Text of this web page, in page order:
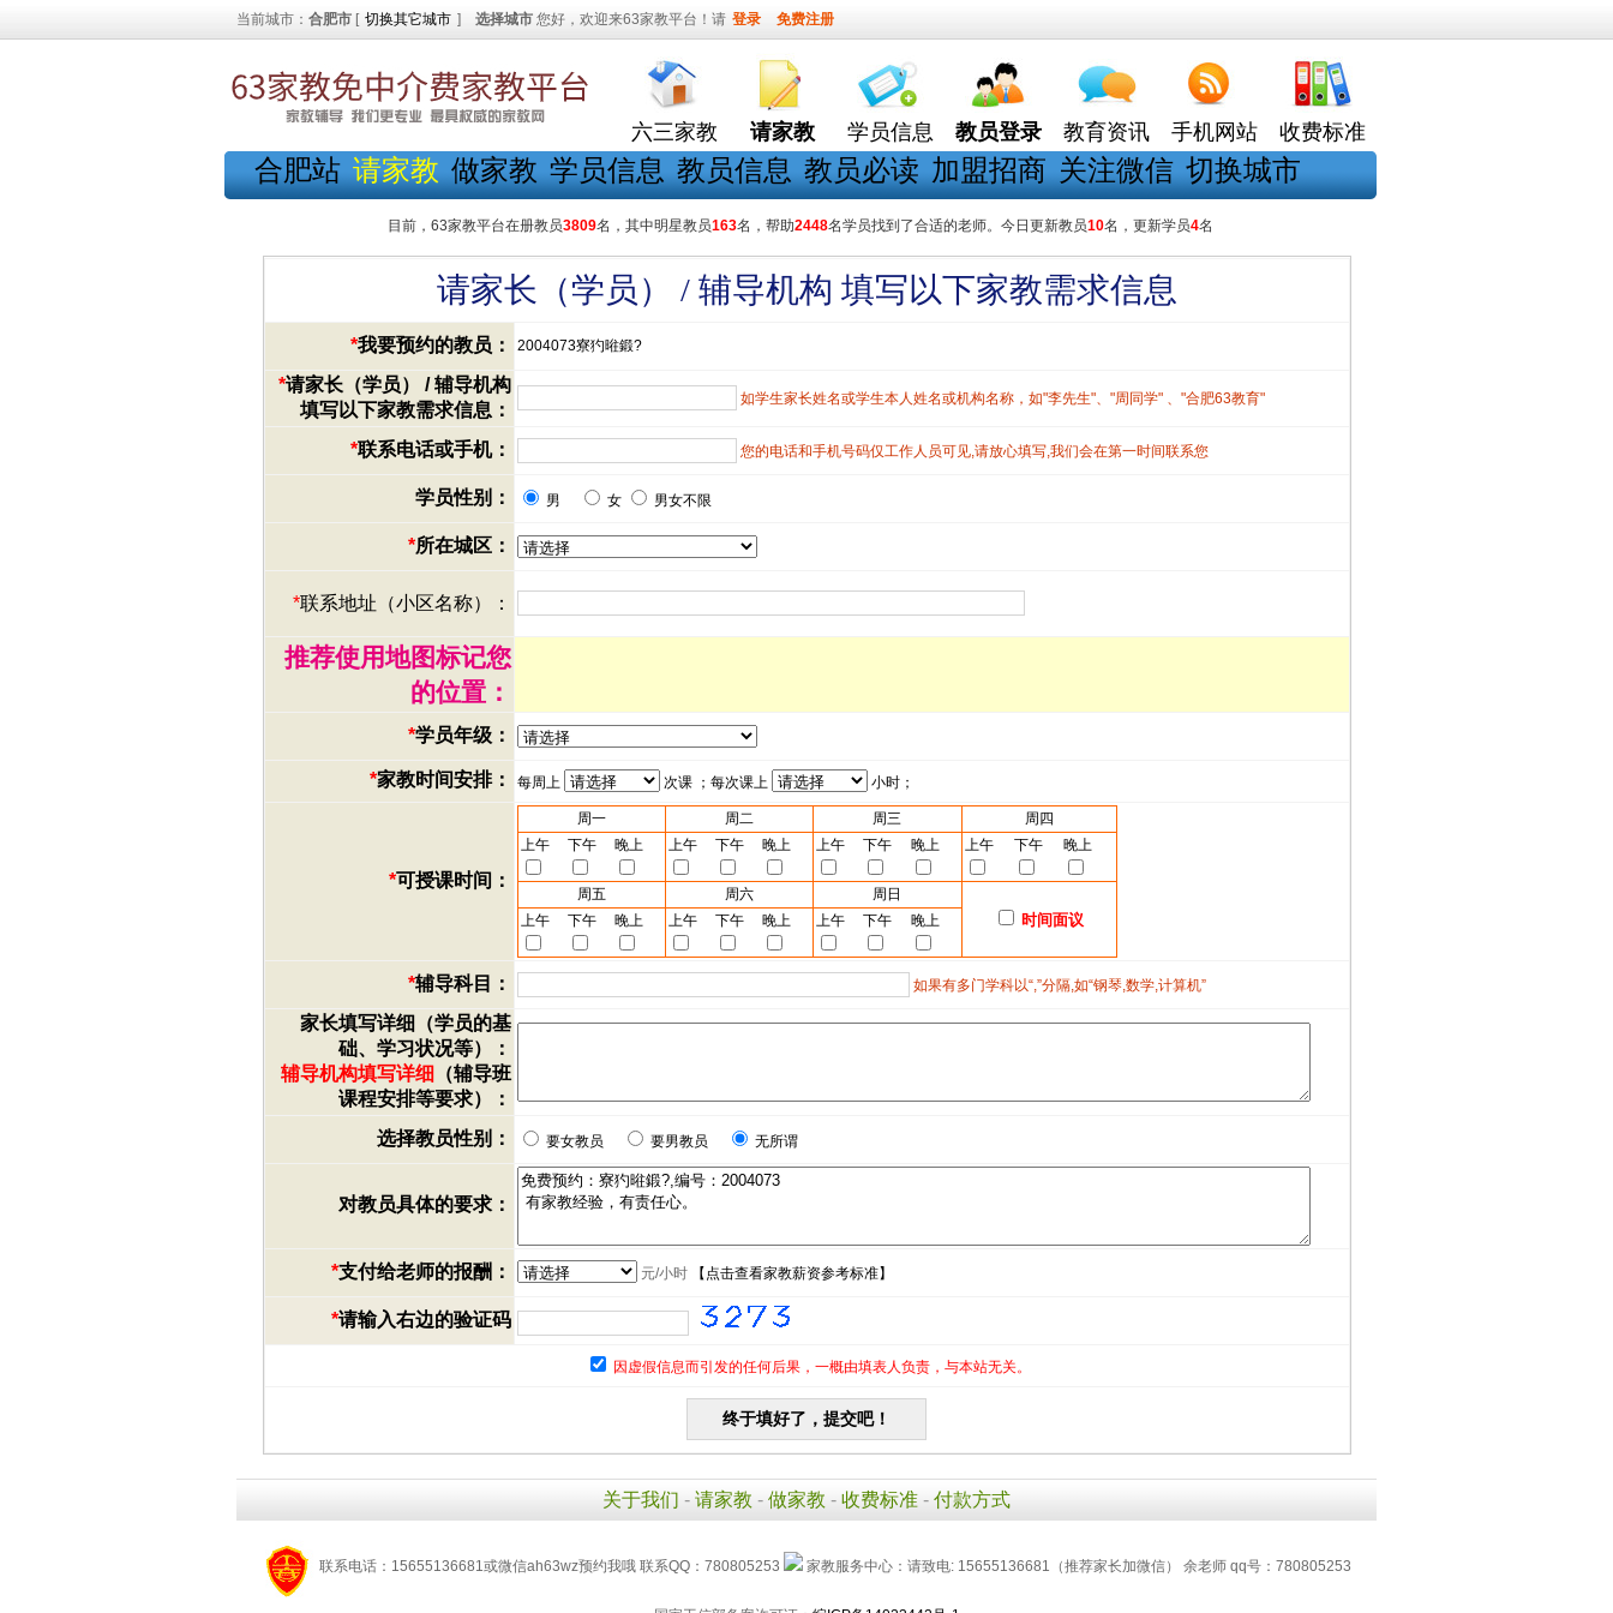
当前城市： 合肥市 [ 切换其它城市 ] 选择城市 您好，欢迎来63家教平台！请 登录 免费注册
六三家教 请家教 学员信息 教员登录 教育资讯 手机网站 收费标准
合肥站 请家教 做家教 学员信息 教员信息 教员必读 加盟招商 关注微信 切换城市
目前，63家教平台在册教员3809名，其中明星教员163名，帮助2448名学员找到了合适的老师。今日更新教员10名，更新学员4名
请家长（学员） / 辅导机构 填写以下家教需求信息
*我要预约的教员： 2004073寮犳暀鍛?
*请家长（学员） / 辅导机构
填写以下家教需求信息：
如学生家长姓名或学生本人姓名或机构名称，如"李先生"、"周同学" 、"合肥63教育"
*联系电话或手机： 您的电话和手机号码仅工作人员可见,请放心填写,我们会在第一时间联系您
学员性别： 男 女 男女不限
*所在城区：
*联系地址（小区名称）：
推荐使用地图标记您
的位置：
*学员年级：
*家教时间安排： 每周上 次课 ；每次课上 小时；
*可授课时间：
周一 周二 周三
周四
上午
下午 晚上 上午 下午 晚上 上午 下午 晚上 上午 下午 晚上
周五 周六 周日
时间面议
上午 下午 晚上 上午 下午 晚上 上午 下午 晚上
*辅导科目： 如果有多门学科以“,”分隔,如“钢琴,数学,计算机”
家长填写详细（学员的基
础、学习状况等）：
辅导机构填写详细 （辅导班
课程安排等要求）：
选择教员性别：
要女教员 要男教员 无所谓
对教员具体的要求：
*支付给老师的报酬： 元/小时【 点击查看家教薪资参考标准】
*请输入右边的验证码
因虚假信息而引发的任何后果，一概由填表人负责，与本站无关。
关于我们 - 请家教 - 做家教 - 收费标准 - 付款方式
联系电话：15655136681或微信ah63wz预约我哦 联系QQ：780805253 家教服务中心：请致电: 15655136681（推荐家长加微信） 余老师 qq号：780805253